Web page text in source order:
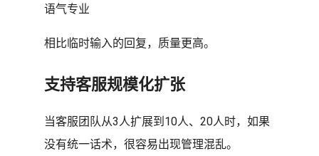
语气专业
相比临时输入的回复，质量更高。
支持客服规模化扩张
当客服团队从3人扩展到10人、20人时，如果
没有统一话术，很容易出现管理混乱。